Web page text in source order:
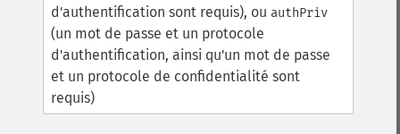
d'authentification sont requis), ou authPriv
(un mot de passe et un protocole
d'authentification, ainsi qu'un mot de passe
et un protocole de confidentialité sont
requis)